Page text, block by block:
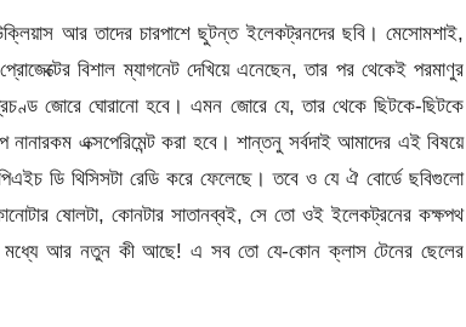
আর তাদের চারপাশে ছুটন্ত ইলেকট্রনদের ছবি। মেসোমশাই,
বিশাল ম্যাগনেট দেখিয়ে এনেছেন, তার পর থেকেই পরমাণুর
জোরে ঘোরানো হবে। এমন জোরে যে, তার থেকে ছিটকে-ছিটকে
এক্সপেরিমেন্ট করা হবে। শান্তনু সর্বদাই আমাদের এই বিষয়ে
ডি থিসিসটা রেডি করে ফেলেছে। তবে ও যে ঐ বোর্ডে ছবিগুলো
ষোলটা, কোনটার সাতানব্বই, সে তো ওই ইলেকট্রনের কক্ষপথ
মধ্যে আর নতুন কী আছে! এ সব তো যে-কোন ক্লাস টেনের ছেলের